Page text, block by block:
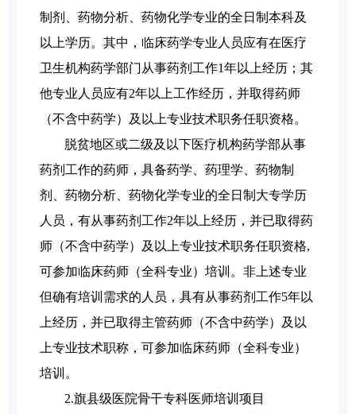
制剂、药物分析、药物化学专业的全日制本科及
以上学历。其中，临床药学专业人员应有在医疗
卫生机构药学部门从事药剂工作1年以上经历；其
他专业人员应有2年以上工作经历，并取得药师
（不含中药学）及以上专业技术职务任职资格。
脱贫地区或二级及以下医疗机构药学部从事
药剂工作的药师，具备药学、药理学、药物制
剂、药物分析、药物化学专业的全日制大专学历
人员，有从事药剂工作2年以上经历，并已取得药
师（不含中药学）及以上专业技术职务任职资格,
可参加临床药师（全科专业）培训。非上述专业
但确有培训需求的人员，具有从事药剂工作5年以
上经历，并已取得主管药师（不含中药学）及以
上专业技术职称，可参加临床药师（全科专业）
培训。
2.旗县级医院骨干专科医师培训项目